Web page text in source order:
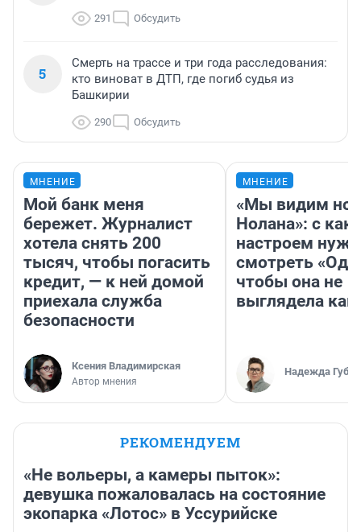
291 Обсудить
5
Смерть на трассе и три года расследования:
кто виноват в ДТП, где погиб судья из
Башкирии
290 Обсудить
МНЕНИЕ
Мой банк меня
бережет. Журналист
хотела снять 200
тысяч, чтобы погасить
кредит, — к ней домой
приехала служба
безопасности
Ксения Владимирская
Автор мнения
МНЕНИЕ
«Мы видим
Нолана»: с
настроем
смотреть
чтобы она не
выглядела как
Надежда
РЕКОМЕНДУЕМ
«Не вольеры, а камеры пыток»:
девушка пожаловалась на состояние
экопарка «Лотос» в Уссурийске